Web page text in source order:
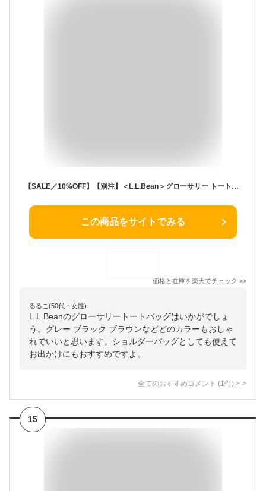
【SALE／10%OFF】【別注】＜L.L.Bean＞グローサリー トートバッグ UNITED ARROWS green label relaxing ユナイテッドアローズ グリーンレーベルリラクシング バッグ ショルダーバッグ グレー ブラック ブラウン ホワイト パープル カ【RBA_E】【送料無料】[Rakuten Fashion]
この商品をサイトでみる
価格と在庫を楽天でチェック >>
るるこ(50代・女性)
L.L.Beanのグローサリートートバッグはいかがでしょ
う。グレー ブラック ブラウンなどどのカラーもおしゃ
れでいいと思います。ショルダーバッグとしても使えて
お出かけにもおすすめですよ。
全てのおすすめコメント (1 件) >
15